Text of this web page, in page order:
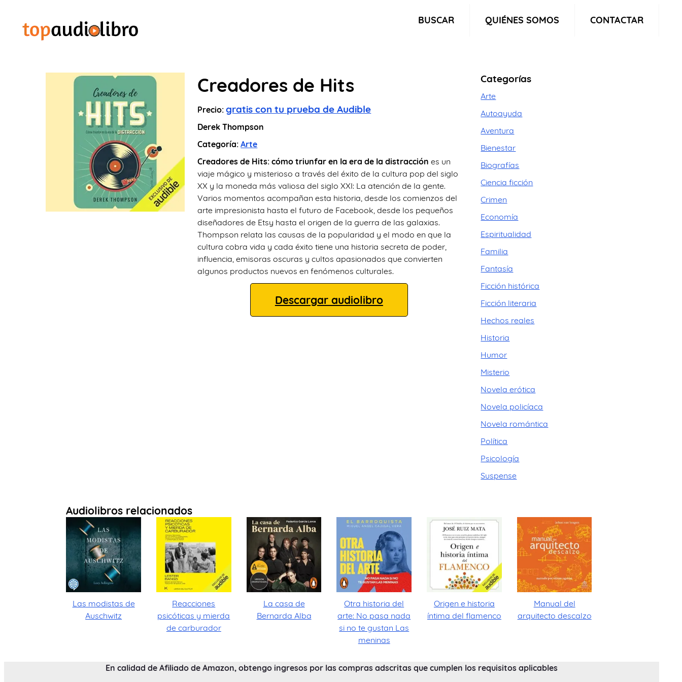
BUSCAR QUIÉNES SOMOS CONTACTAR
Creadores de Hits
Precio:gratis con tu prueba de Audible
Derek Thompson
Categoría:Arte
Creadores de Hits: cómo triunfar en la era de la distracción es un
viaje mágico y misterioso a través del éxito de la cultura pop del siglo
XX y la moneda más valiosa del siglo XXI: La atención de la gente.
Varios momentos acompañan esta historia, desde los comienzos del
arte impresionista hasta el futuro de Facebook, desde los pequeños
diseñadores de Etsy hasta el origen de la guerra de las galaxias.
Thompson relata las causas de la popularidad y el modo en que la
cultura cobra vida y cada éxito tiene una historia secreta de poder,
influencia, emisoras oscuras y cultos apasionados que convierten
algunos productos nuevos en fenómenos culturales.
Descargar audiolibro
Categorías
Arte
Autoayuda
Aventura
Bienestar
Biografías
Ciencia ficción
Crimen
Economía
Espiritualidad
Familia
Fantasía
Ficción histórica
Ficción literaria
Hechos reales
Historia
Humor
Misterio
Novela erótica
Novela policíaca
Novela romántica
Política
Psicología
Suspense
Audiolibros relacionados
Las modistas de
Auschwitz
Reacciones
psicóticas y mierda
de carburador
La casa de
Bernarda Alba
Otra historia del
arte: No pasa nada
si no te gustan Las
meninas
Origen e historia
íntima del flamenco
Manual del
arquitecto descalzo
En calidad de Afiliado de Amazon, obtengo ingresos por las compras adscritas que cumplen los requisitos aplicables